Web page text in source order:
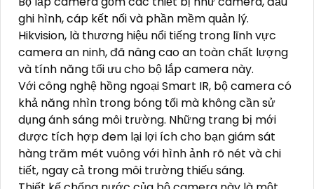
ghi hình, cáp kết nối và phần mềm quản lý.
Hikvision, là thương hiệu nổi tiếng trong lĩnh vực
camera an ninh, đã nâng cao an toàn chất lượng
và tính năng tối ưu cho bộ lắp camera này.
Với công nghệ hồng ngoại Smart IR, bộ camera có
khả năng nhìn trong bóng tối mà không cần sử
dụng ánh sáng môi trường. Những trang bị mới
được tích hợp đem lại lợi ích cho bạn giám sát
hàng trăm mét vuông với hình ảnh rõ nét và chi
tiết, ngay cả trong môi trường thiếu sáng.